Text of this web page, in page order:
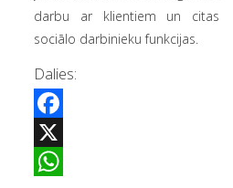
darbu ar klientiem un citas
sociālo darbinieku funkcijas.
Dalies:
Facebook
X